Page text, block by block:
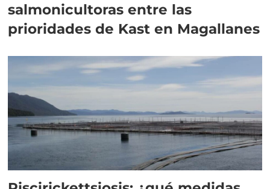
salmonicultoras entre las
prioridades de Kast en Magallanes